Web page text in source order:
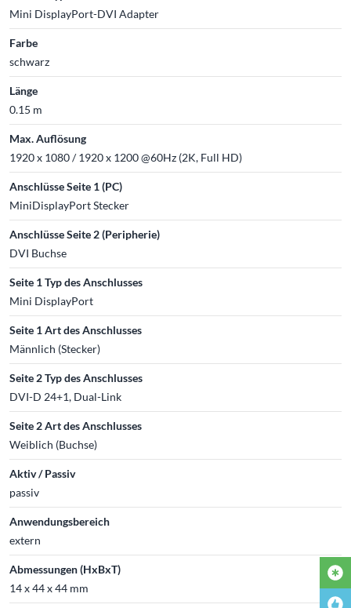
Mini DisplayPort-DVI Adapter
Farbe
schwarz
Länge
0.15 m
Max. Auflösung
1920 x 1080 / 1920 x 1200 @60Hz (2K, Full HD)
Anschlüsse Seite 1 (PC)
MiniDisplayPort Stecker
Anschlüsse Seite 2 (Peripherie)
DVI Buchse
Seite 1 Typ des Anschlusses
Mini DisplayPort
Seite 1 Art des Anschlusses
Männlich (Stecker)
Seite 2 Typ des Anschlusses
DVI-D 24+1, Dual-Link
Seite 2 Art des Anschlusses
Weiblich (Buchse)
Aktiv / Passiv
passiv
Anwendungsbereich
extern
Abmessungen (HxBxT)
14 x 44 x 44 mm